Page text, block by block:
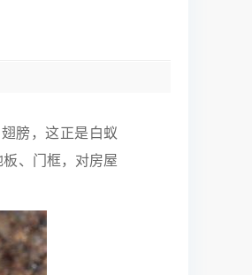
膀，这正是白蚁
、门框，对房屋